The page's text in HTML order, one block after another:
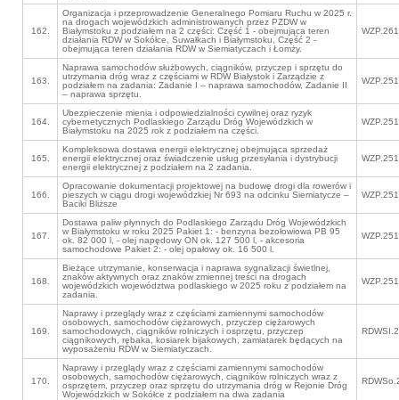
162.
Organizacja i przeprowadzenie Generalnego Pomiaru Ruchu w 2025 r.
na drogach wojewódzkich administrowanych przez PZDW w
Białymstoku z podziałem na 2 części: Część 1 - obejmująca teren
działania RDW w Sokółce, Suwałkach i Białymstoku, Część 2 -
obejmująca teren działania RDW w Siemiatyczach i Łomży.
163.
Naprawa samochodów służbowych, ciągników, przyczep i sprzętu do
utrzymania dróg wraz z częściami w RDW Białystok i Zarządzie z
podziałem na zadania: Zadanie I – naprawa samochodów, Zadanie II
– naprawa sprzętu.
164.
Ubezpieczenie mienia i odpowiedzialności cywilnej oraz ryzyk
cybernetycznych Podlaskiego Zarządu Dróg Wojewódzkich w
Białymstoku na 2025 rok z podziałem na części.
165.
Kompleksowa dostawa energii elektrycznej obejmująca sprzedaż
energii elektrycznej oraz świadczenie usług przesyłania i dystrybucji
energii elektrycznej z podziałem na 2 zadania.
166.
Opracowanie dokumentacji projektowej na budowę drogi dla rowerów i
pieszych w ciągu drogi wojewódzkiej Nr 693 na odcinku Siemiatycze –
Baciki Bliższe
167.
Dostawa paliw płynnych do Podlaskiego Zarządu Dróg Wojewódzkich
w Białymstoku w roku 2025 Pakiet 1: - benzyna bezołowiowa PB 95
ok. 82 000 l, - olej napędowy ON ok. 127 500 l, - akcesoria
samochodowe Pakiet 2: - olej opałowy ok. 16 500 l.
168.
Bieżące utrzymanie, konserwacja i naprawa sygnalizacji świetlnej,
znaków aktywnych oraz znaków zmiennej treści na drogach
wojewódzkich województwa podlaskiego w 2025 roku z podziałem na
zadania.
169.
Naprawy i przeglądy wraz z częściami zamiennymi samochodów
osobowych, samochodów ciężarowych, przyczep ciężarowych
samochodowych, ciągników rolniczych i osprzętu, przyczep
ciągnikowych, rębaka, kosiarek bijakowych, zamiatarek będących na
wyposażeniu RDW w Siemiatyczach.
170.
Naprawy i przeglądy wraz z częściami zamiennymi samochodów
osobowych, samochodów ciężarowych, ciągników rolniczych wraz z
osprzętem, przyczep oraz sprzętu do utrzymania dróg w Rejonie Dróg
Wojewódzkich w Sokółce z podziałem na dwa zadania